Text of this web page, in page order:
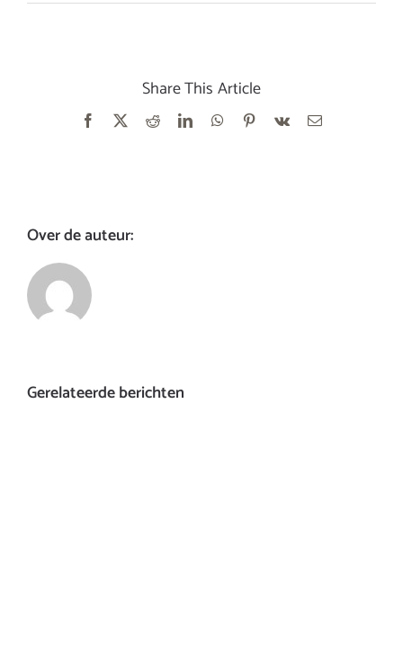
Share This Article
Facebook RedditLinkedInWhatsApp
Pinterest
Vk
E-
Over de auteur:
Gerelateerde berichten